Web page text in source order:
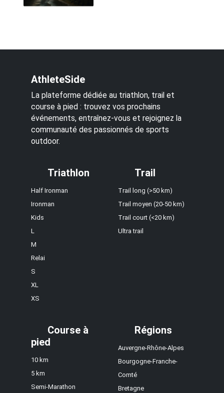
AthleteSide
La plateforme dédiée au triathlon, trail et
course à pied : trouvez vos prochains
événements, entraînez-vous et rejoignez la
communauté des passionnés de sports
outdoor.
Triathlon
Half Ironman
Ironman
Kids
L
M
Relai
S
XL
XS
Trail
Trail long (>50 km)
Trail moyen (20-50 km)
Trail court (<20 km)
Ultra trail
Course à
pied
10 km
5 km
Semi-Marathon
Régions
Auvergne-Rhône-Alpes
Bourgogne-Franche-
Comté
Bretagne